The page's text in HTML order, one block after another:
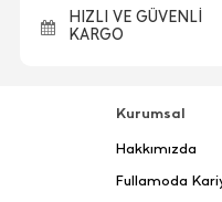
HIZLI VE GÜVENLİ
KARGO
Kurumsal
Hakkımızda
Fullamoda